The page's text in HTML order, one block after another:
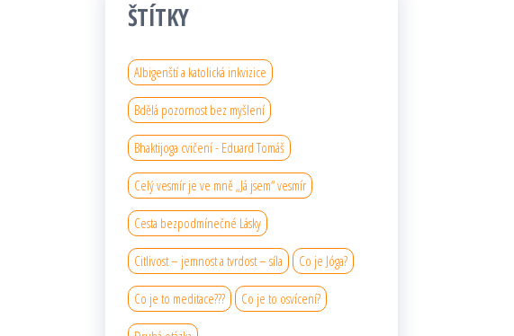
ŠTÍTKY
Albigenští a katolická inkvizice
Bdělá pozornost bez myšlení
Bhaktijoga cvičení - Eduard Tomáš
Celý vesmír je ve mně „Já jsem“ vesmír
Cesta bezpodmínečné Lásky
Citlivost – jemnost a tvrdost – síla Co je Jóga?
Co je to meditace??? Co je to osvícení?